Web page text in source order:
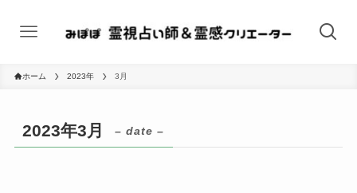
ホーム 2023年 3月
2023年3月 – date –